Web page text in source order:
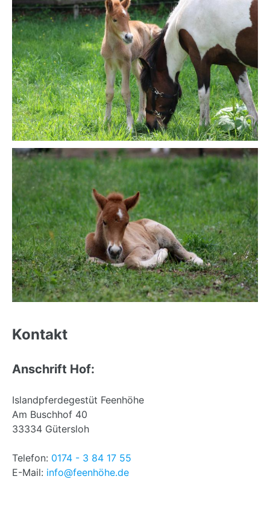
to
Kontakt
Anschrift Hof:
Islandpferdegestüt Feenhöhe
Am Buschhof 40
33334 Gütersloh
Telefon: 0174 - 3 84 17 55
E-Mail: info@feenhöhe.de